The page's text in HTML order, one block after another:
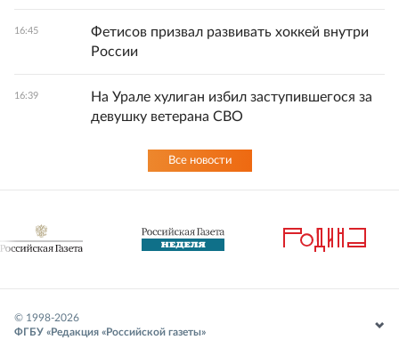
16:45
Фетисов призвал развивать хоккей внутри
России
16:39
На Урале хулиган избил заступившегося за
девушку ветерана СВО
Все новости
© 1998-2026
ФГБУ «Редакция «Российской газеты»